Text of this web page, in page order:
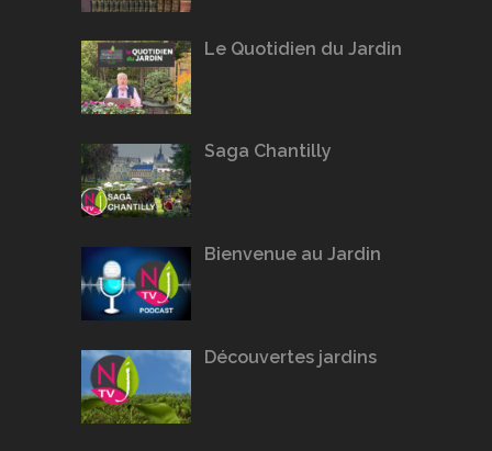
Le Quotidien du Jardin
Saga Chantilly
Bienvenue au Jardin
Découvertes jardins